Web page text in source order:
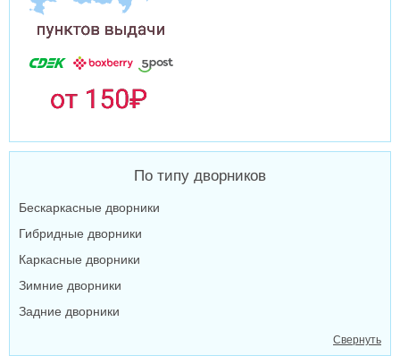
По типу дворников
Бескаркасные дворники
Гибридные дворники
Каркасные дворники
Зимние дворники
Задние дворники
Свернуть